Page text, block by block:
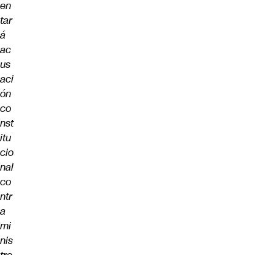
en
tar
á
ac
us
aci
ón
co
nst
itu
cio
nal
co
ntr
a
mi
nis